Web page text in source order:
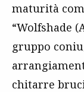
maturità
“Wolfshade
gruppo
chitarre